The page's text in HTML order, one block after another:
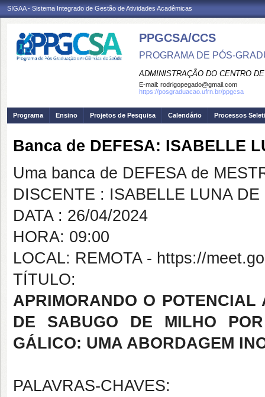
SIGAA - Sistema Integrado de Gestão de Atividades Acadêmicas
PPGCSA/CCS
PROGRAMA DE PÓS-
ADMINISTRAÇÃO DO CENTRO
E-mail: rodrigopegado@gmail.com
https://posgraduacao.ufrn.br/ppgcsa
Programa Ensino Projetos de Pesquisa Calendário Processos
Banca de DEFESA: ISABELLE
Uma banca de DEFESA de
DISCENTE : ISABELLE LUNA
DATA : 26/04/2024
HORA: 09:00
LOCAL: REMOTA - https://
TÍTULO:
APRIMORANDO O
DE SABUGO DE MILHO
GÁLICO: UMA ABORDAGEM
PALAVRAS-CHAVES: